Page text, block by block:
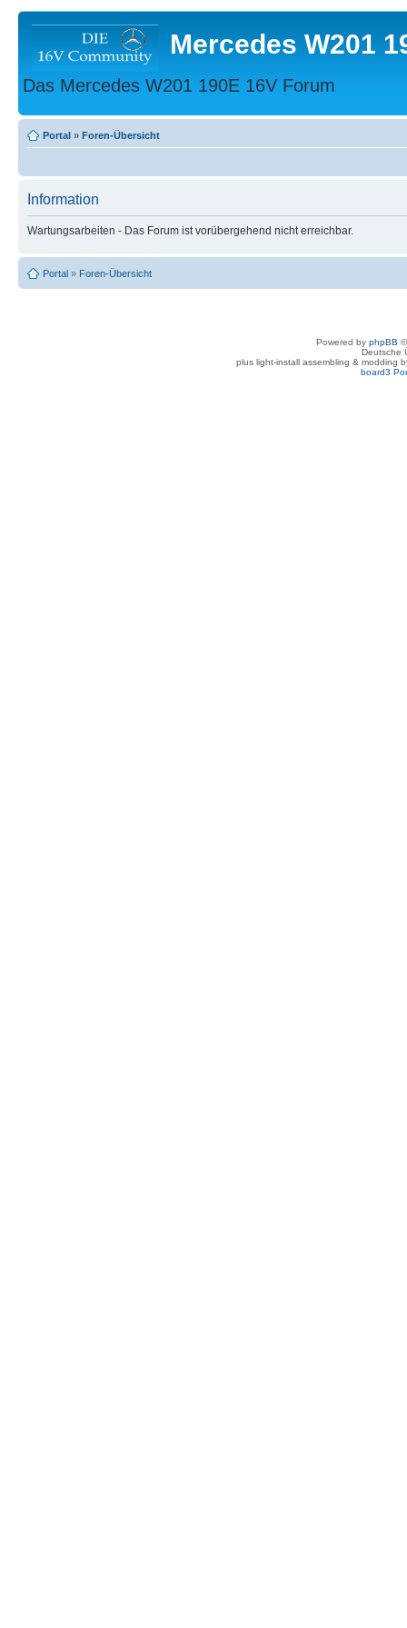
Mercedes W201
Das Mercedes W201 190E 16V Forum
Portal » Foren-Übersicht
Information
Wartungsarbeiten - Das Forum ist vorübergehend nicht erreichbar.
Portal » Foren-Übersicht
Powered by phpBB
Deutsche
plus light-install assembling & modding
board3